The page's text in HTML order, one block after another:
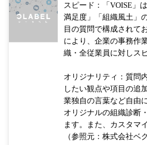
スピード：「VOISE」
満足度」「組織風土」
目の質問で構成されて
により、企業の事務作
織・全従業員に対しス
オリジナリティ：質問
したい観点や項目の追
業独自の言葉など自由
オリジナルの組織診断
ます。また、カスタマ
（参照元：株式会社ベ